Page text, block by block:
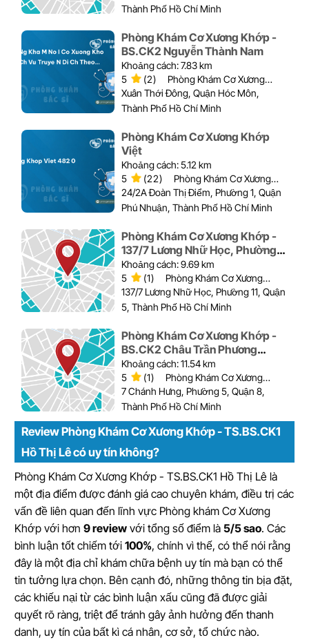
Thành Phố Hồ Chí Minh
Phòng Khám Cơ Xương Khớp -
BS.CK2 Nguyễn Thành Nam
Khoảng cách: 7.83 km
5
(2)
Phòng Khám Cơ Xương
Khớp
Xuân Thới Đông, Quận Hóc Môn,
Thành Phố Hồ Chí Minh
Phòng Khám Cơ Xương Khớp
Việt
Khoảng cách: 5.12 km
5
(22)
Phòng Khám Cơ Xương
Khớp
24/2A Đoàn Thị Điểm, Phường 1, Quận
Phú Nhuận, Thành Phố Hồ Chí Minh
Phòng Khám Cơ Xương Khớp -
137/7 Lương Nhữ Học, Phường
11, Quận 5
Khoảng cách: 9.69 km
5
(1)
Phòng Khám Cơ Xương
Khớp
137/7 Lương Nhữ Học, Phường 11, Quận
5, Thành Phố Hồ Chí Minh
Phòng Khám Cơ Xương Khớp -
BS.CK2 Châu Trần Phương
Tuyến
Khoảng cách: 11.54 km
5
(1)
Phòng Khám Cơ Xương
Khớp
7 Chánh Hưng, Phường 5, Quận 8,
Thành Phố Hồ Chí Minh
Review Phòng Khám Cơ Xương Khớp - TS.BS.CK1
Hồ Thị Lê có uy tín không?
Phòng Khám Cơ Xương Khớp - TS.BS.CK1 Hồ Thị Lê là
một địa điểm được đánh giá cao chuyên khám, điều trị các
vấn đề liên quan đến lĩnh vực Phòng khám Cơ Xương
Khớp với hơn 9 review với tổng số điểm là 5/5 sao. Các
bình luận tốt chiếm tới 100%, chính vì thế, có thể nói rằng
đây là một địa chỉ khám chữa bệnh uy tín mà bạn có thể
tin tưởng lựa chọn. Bên cạnh đó, những thông tin bịa đặt,
các khiếu nại từ các bình luận xấu cũng đã được giải
quyết rõ ràng, triệt để tránh gây ảnh hưởng đến thanh
danh, uy tín của bất kì cá nhân, cơ sở, tổ chức nào.